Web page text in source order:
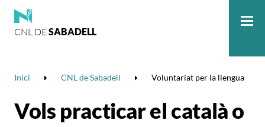
CNL DESABADELL
Inici CNL de Sabadell Voluntariat per la llengua
Vols practicar el català o